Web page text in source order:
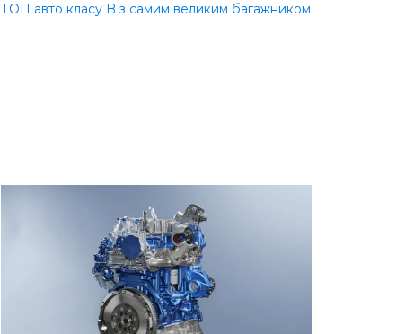
ТОП авто класу B з самим великим багажником